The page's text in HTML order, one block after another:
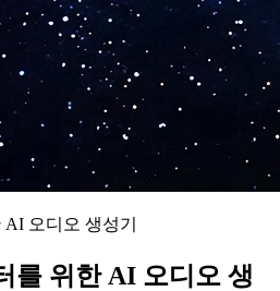
오디오 생성기
를 위한 AI 오디오 생